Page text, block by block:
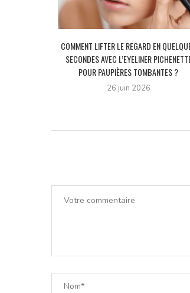
COMMENT LIFTER LE REGARD EN
SECONDES AVEC L’EYELINER
POUR PAUPIÈRES TOMBANTES ?
26 juin 2026